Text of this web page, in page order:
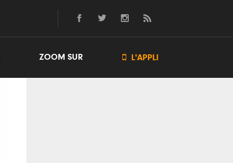
ZOOM SUR  L'APPLI